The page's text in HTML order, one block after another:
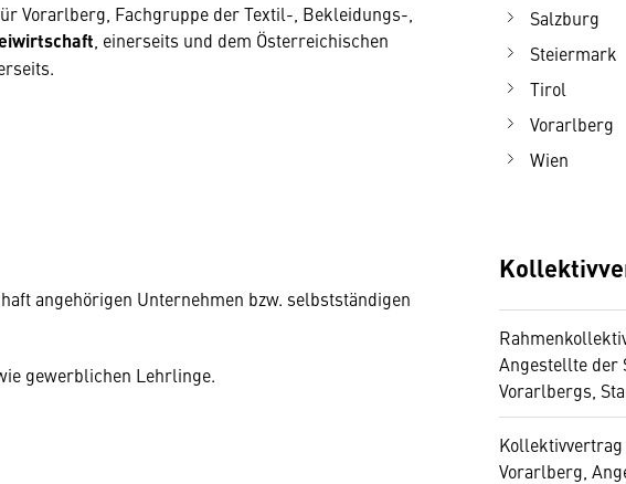
Vorarlberg, Fachgruppe der Textil-, Bekleidungs-,
, einerseits und dem Österreichischen
angehörigen Unternehmen bzw. selbstständigen
gewerblichen Lehrlinge.
Salzburg
Steiermark
Tirol
Vorarlberg
Wien
Angestellte der
Vorarlbergs,
Vorarlberg,